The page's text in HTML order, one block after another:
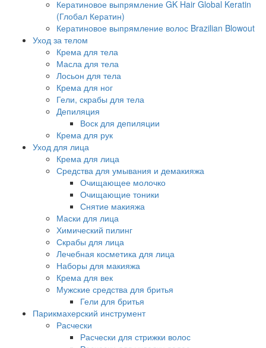
Кератиновое выпрямление GK Hair Global Keratin
(Глобал Кератин)
Кератиновое выпрямление волос Brazilian Blowout
Уход за телом
Крема для тела
Масла для тела
Лосьон для тела
Крема для ног
Гели, скрабы для тела
Депиляция
Воск для депиляции
Крема для рук
Уход для лица
Крема для лица
Средства для умывания и демакияжа
Очищающее молочко
Очищающие тоники
Снятие макияжа
Маски для лица
Химический пилинг
Скрабы для лица
Лечебная косметика для лица
Наборы для макияжа
Крема для век
Мужские средства для бритья
Гели для бритья
Парикмахерский инструмент
Расчески
Расчески для стрижки волос